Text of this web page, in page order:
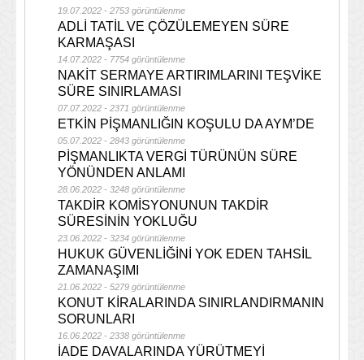
19.07.2022 - 2753 görüntülenme
ADLİ TATİL VE ÇÖZÜLEMEYEN SÜRE
KARMAŞASI
14.07.2022 - 7754 görüntülenme
NAKİT SERMAYE ARTIRIMLARINI TEŞVİKE
SÜRE SINIRLAMASI
07.07.2022 - 2371 görüntülenme
ETKİN PİŞMANLIĞIN KOŞULU DA AYM’DE
05.07.2022 - 2843 görüntülenme
PİŞMANLIKTA VERGİ TÜRÜNÜN SÜRE
YÖNÜNDEN ANLAMI
28.06.2022 - 3248 görüntülenme
TAKDİR KOMİSYONUNUN TAKDİR
SÜRESİNİN YOKLUĞU
23.06.2022 - 3234 görüntülenme
HUKUK GÜVENLİĞİNİ YOK EDEN TAHSİL
ZAMANAŞIMI
21.06.2022 - 5279 görüntülenme
KONUT KİRALARINDA SINIRLANDIRMANIN
SORUNLARI
16.06.2022 - 2338 görüntülenme
İADE DAVALARINDA YÜRÜTMEYİ